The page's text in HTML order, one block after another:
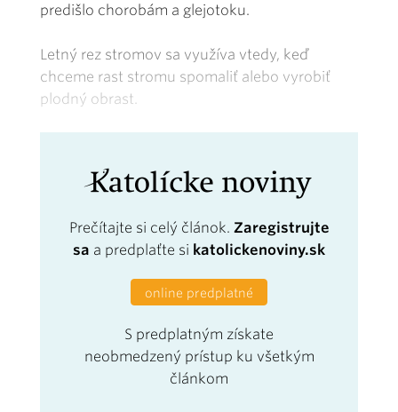
predišlo chorobám a glejotoku.
Letný rez stromov sa využíva vtedy, keď
chceme rast stromu spomaliť alebo vyrobiť
plodný obrast.
Prečítajte si celý článok. Zaregistrujte
sa a predplaťte si katolickenoviny.sk
online predplatné
S predplatným získate
neobmedzený prístup ku všetkým
článkom